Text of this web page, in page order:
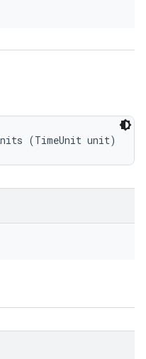
(TimeUnit unit)